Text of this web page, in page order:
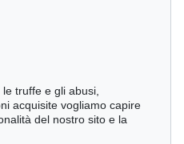
truffe e gli abusi,
acquisite vogliamo capire
del nostro sito e la